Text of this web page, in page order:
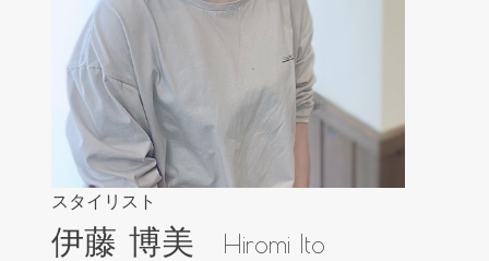
スタイリスト
伊藤 博美 Hiromi Ito